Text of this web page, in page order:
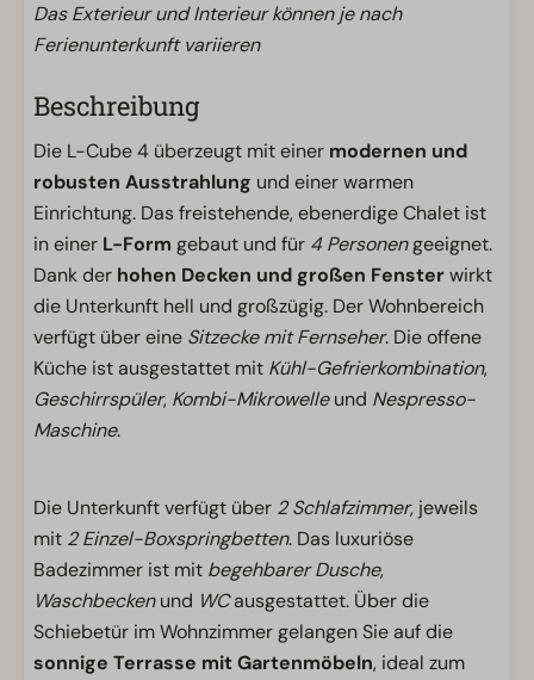
Das Exterieur und Interieur können je nach
Ferienunterkunft variieren
Beschreibung
Die L-Cube 4 überzeugt mit einer modernen und
robusten Ausstrahlung und einer warmen
Einrichtung. Das freistehende, ebenerdige Chalet ist
in einer L-Form gebaut und für 4 Personengeeignet.
Dank der hohen Decken und großen Fensterwirkt
die Unterkunft hell und großzügig. Der Wohnbereich
verfügt über eine Sitzecke mit Fernseher. Die offene
Küche ist ausgestattet mit Kühl-Gefrierkombination,
Geschirrspüler, Kombi-Mikrowelleund Nespresso-
Maschine.
Die Unterkunft verfügt über 2 Schlafzimmer, jeweils
mit 2 Einzel-Boxspringbetten. Das luxuriöse
Badezimmer ist mit begehbarer Dusche,
Waschbeckenund WCausgestattet. Über die
Schiebetür im Wohnzimmer gelangen Sie auf die
sonnige Terrasse mit Gartenmöbeln, ideal zum